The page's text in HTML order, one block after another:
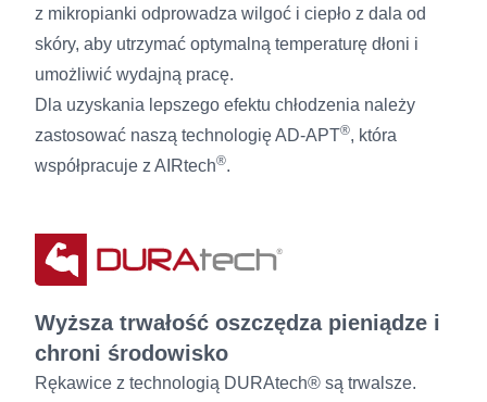
z mikropianki odprowadza wilgoć i ciepło z dala od
skóry, aby utrzymać optymalną temperaturę dłoni i
umożliwić wydajną pracę.
Dla uzyskania lepszego efektu chłodzenia należy
zastosować naszą technologię AD-APT®, która
współpracuje z AIRtech®.
Wyższa trwałość oszczędza pieniądze i
chroni środowisko
Rękawice z technologią DURAtech® są trwalsze.